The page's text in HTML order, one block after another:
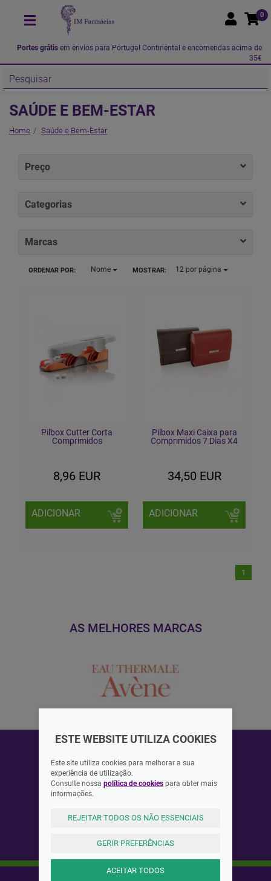
0
Portes grátis em envios para Portugal Continental e encomendas acima de
35€
SAÚDE E BEM-ESTAR
Home Saúde e Bem-Estar
Preço
Categorias
Marcas
ORDENAR POR: Nome MOSTRAR: 12por página
Pilbox Cutter Corta
Comprimidos
8,96 EUR
ADICIONAR
Pilbox Maxi Caixa para
Comprimidos 7 Dias X4
34,50 EUR
ADICIONAR
1
AS MELHORES MARCAS
ASSINAR
ESTE WEBSITE UTILIZA COOKIES
Este site utiliza cookies para melhorar a sua
experiência de utilização.
Consulte nossa política de cookies para obter mais
informações.
REJEITAR TODOS OS NÃO ESSENCIAIS
GERIR PREFERÊNCIAS
ACEITAR TODOS